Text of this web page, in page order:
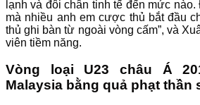
lạnh và đôi chân tinh tế đến mức
mà nhiều anh em cược thủ bắt đầu
thủ ghi bàn từ ngoài vòng cấm”, và
viên tiềm năng.
Vòng loại U23 châu Á
Malaysia bằng quả phạt thần